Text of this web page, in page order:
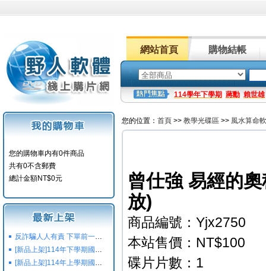
網站首頁 購物結帳
114學年下學期 蔣勳 賴世雄
您的購物車内有0件商品
共有0不含郵費
總計金額NT$0元
反詐騙人人有責 下單前一定要注意
[新品上架]114年下學期國小國中高中命題光碟,校用卷,習作
[新品上架]114年上學期國小國中高中命題光碟,校用卷,習作
您的位置： 首頁 >> 教學光碟區 >> 風水算命
曾仕強 易經的
放)
商品編號：Yjx2750
本站售價：NT$100
碟片片數：1